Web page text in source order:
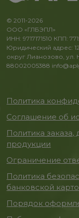
© 2011-2026
ООО «ГЛБЭПЛ»
ИНН: 9717171510 КПП:
Юридический адрес:
округ Лианозово, ул.
88002005388
Политика
Соглашение об
Политика заказа,
продукции
Ограничение
Политика
банковской
Порядок